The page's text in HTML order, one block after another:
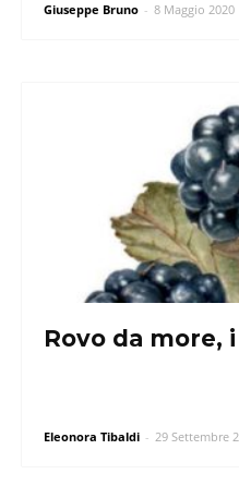
Giuseppe Bruno - 8 Maggio 2020
Rovo da more,
Eleonora Tibaldi - 29 Settembre